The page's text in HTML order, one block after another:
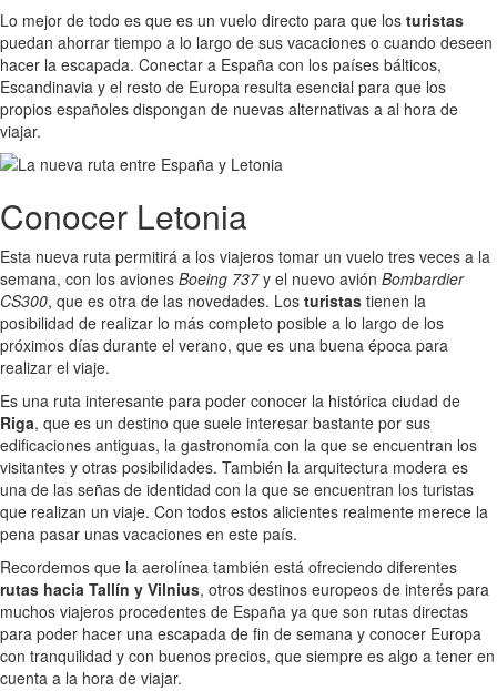
Lo mejor de todo es que es un vuelo directo para que los turistas
puedan ahorrar tiempo a lo largo de sus vacaciones o cuando deseen
hacer la escapada. Conectar a España con los países bálticos,
Escandinavia y el resto de Europa resulta esencial para que los
propios españoles dispongan de nuevas alternativas a al hora de
viajar.
Conocer Letonia
Esta nueva ruta permitirá a los viajeros tomar un vuelo tres veces a la
semana, con los aviones Boeing 737y el nuevo avión Bombardier
CS300, que es otra de las novedades. Los turistas tienen la
posibilidad de realizar lo más completo posible a lo largo de los
próximos días durante el verano, que es una buena época para
realizar el viaje.
Es una ruta interesante para poder conocer la histórica ciudad de
Riga, que es un destino que suele interesar bastante por sus
edificaciones antiguas, la gastronomía con la que se encuentran los
visitantes y otras posibilidades. También la arquitectura modera es
una de las señas de identidad con la que se encuentran los turistas
que realizan un viaje. Con todos estos alicientes realmente merece la
pena pasar unas vacaciones en este país.
Recordemos que la aerolínea también está ofreciendo diferentes
rutas hacia Tallín y Vilnius, otros destinos europeos de interés para
muchos viajeros procedentes de España ya que son rutas directas
para poder hacer una escapada de fin de semana y conocer Europa
con tranquilidad y con buenos precios, que siempre es algo a tener en
cuenta a la hora de viajar.